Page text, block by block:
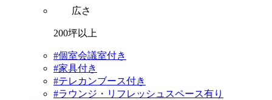
広さ
200坪以上
#個室会議室付き
#家具付き
#テレカンブース付き
#ラウンジ・リフレッシュスペース有り